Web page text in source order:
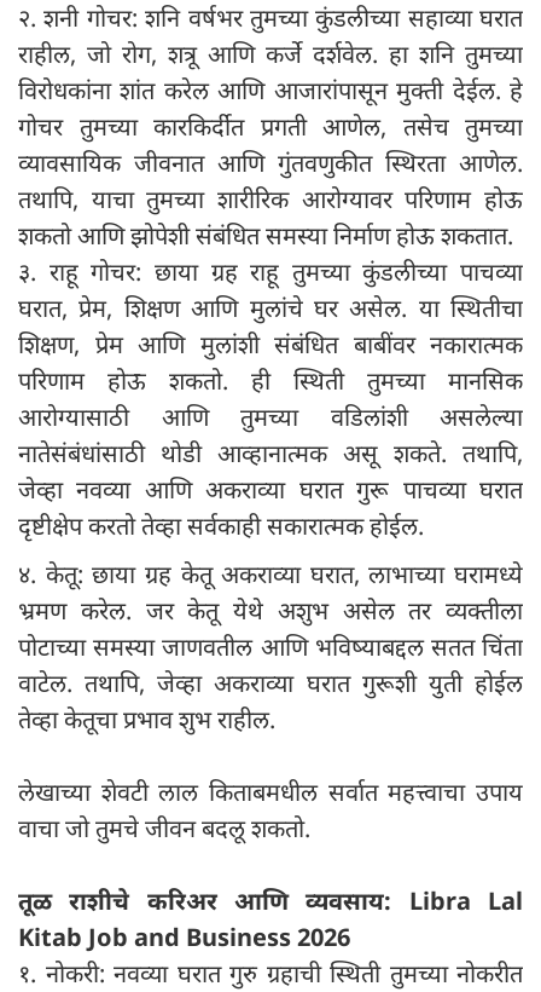
२. शनी गोचर: शनि वर्षभर तुमच्या कुंडलीच्या सहाव्या घरात
राहील, जो रोग, शत्रू आणि कर्जे दर्शवेल. हा शनि तुमच्या
विरोधकांना शांत करेल आणि आजारांपासून मुक्ती देईल. हे
गोचर तुमच्या कारकिर्दीत प्रगती आणेल, तसेच तुमच्या
व्यावसायिक जीवनात आणि गुंतवणुकीत स्थिरता आणेल.
तथापि, याचा तुमच्या शारीरिक आरोग्यावर परिणाम होऊ
शकतो आणि झोपेशी संबंधित समस्या निर्माण होऊ शकतात.
३. राहू गोचर: छाया ग्रह राहू तुमच्या कुंडलीच्या पाचव्या
घरात, प्रेम, शिक्षण आणि मुलांचे घर असेल. या स्थितीचा
शिक्षण, प्रेम आणि मुलांशी संबंधित बाबींवर नकारात्मक
परिणाम होऊ शकतो. ही स्थिती तुमच्या मानसिक
आरोग्यासाठी आणि तुमच्या वडिलांशी असलेल्या
नातेसंबंधांसाठी थोडी आव्हानात्मक असू शकते. तथापि,
जेव्हा नवव्या आणि अकराव्या घरात गुरू पाचव्या घरात
दृष्टीक्षेप करतो तेव्हा सर्वकाही सकारात्मक होईल.
४. केतू: छाया ग्रह केतू अकराव्या घरात, लाभाच्या घरामध्ये
भ्रमण करेल. जर केतू येथे अशुभ असेल तर व्यक्तीला
पोटाच्या समस्या जाणवतील आणि भविष्याबद्दल सतत चिंता
वाटेल. तथापि, जेव्हा अकराव्या घरात गुरूशी युती होईल
तेव्हा केतूचा प्रभाव शुभ राहील.
लेखाच्या शेवटी लाल किताबमधील सर्वात महत्त्वाचा उपाय
वाचा जो तुमचे जीवन बदलू शकतो.
तूळ राशीचे करिअर आणि व्यवसाय: Libra Lal
Kitab Job and Business 2026
१. नोकरी: नवव्या घरात गुरु ग्रहाची स्थिती तुमच्या नोकरीत